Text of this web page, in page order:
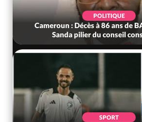
POLITIQUE
Cameroun : Décès à 86 ans de
Sanda pilier du conseil
SPORT